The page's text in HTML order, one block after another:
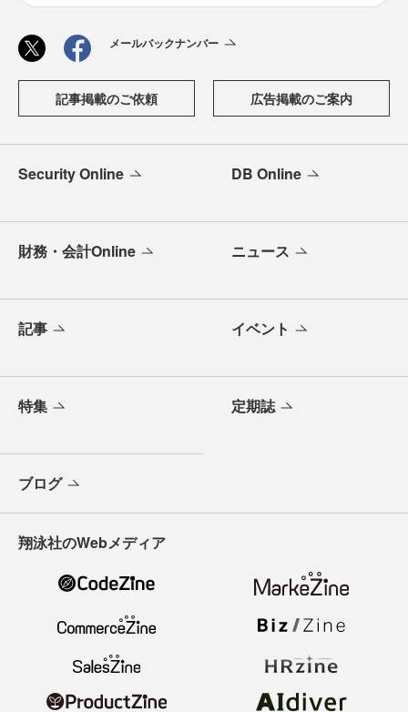
メールバックナンバー
記事掲載のご依頼 広告掲載のご案内
Security Online DB Online
財務・会計Online ニュース
記事 イベント
特集 定期誌
ブログ
翔泳社のWebメディア